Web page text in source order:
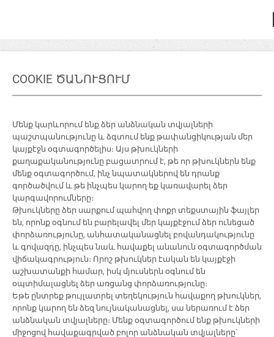
COOKIE ԾԱՆՈՒՑՈՒՄ
Մենք կարևորում ենք ձեր անձնական տվյալների
պաշտպանությունը և ձգտում ենք թափանցիկության մեր
կայքէջն օգտագործելիս։ Այս թխուկների
քաղաքականությունը բացատրում է, թե որ թխուկներն ենք
մենք օգտագործում, ինչ նպատակներով են դրանք
գործածվում և թե ինչպես կարող եք կառավարել ձեր
կարգավորումները։
Թխուկները ձեր սարքում պահվող փոքր տեքստային ֆայլեր
են, որոնք օգնում են բարելավել մեր կայքէջում ձեր ունեցած
փորձառությունը, անհատականացնել բովանդակությունը
և գովազդը, ինչպես նաև հավաքել անանուն օգտագործման
վիճակագրություն։ Որոշ թխուկներ էական են կայքէջի
աշխատանքի համար, իսկ մյուսներն օգնում են
օպտիմալացնել ձեր առցանց փորձառությունը։
Եթե ընտրեք թույլատրել տեղեկություն հավաքող թխուկներ,
որոնք կարող են ձեզ նույնականացնել, սա ներառում է ձեր
անձնական տվյալները։ Մենք օգտագործում ենք թխուկների
միջոցով հավաքագրված բոլոր անձնական տվյալները՝